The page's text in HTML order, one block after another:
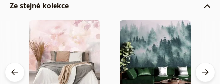
Ze stejné kolekce